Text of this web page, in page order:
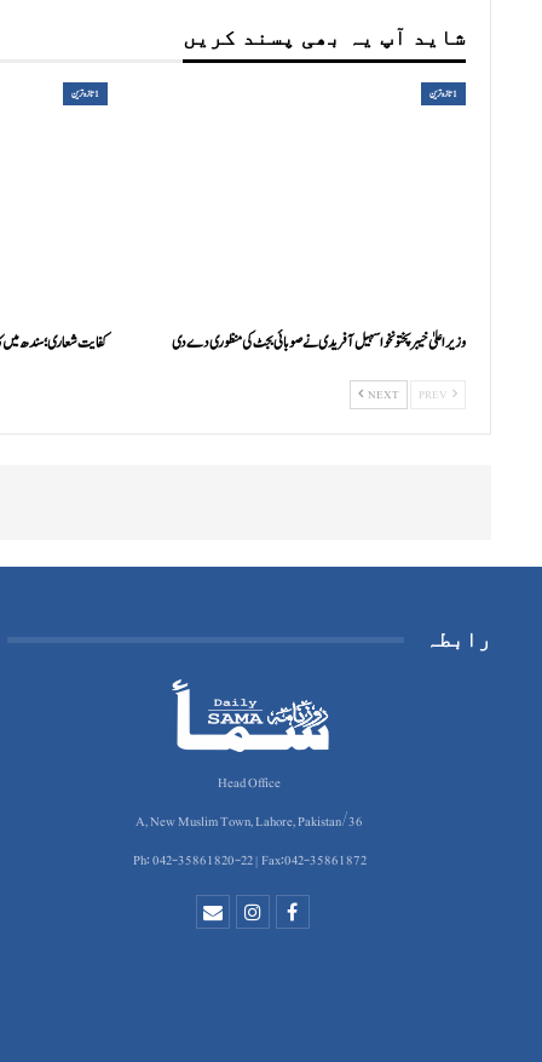
شاید آپ یہ بھی پسند کریں
1تازہ ترین
وزیراعلیٰ خیبرپختونخوا سہیل آفریدی نے صوبائی بجٹ کی منظوری دے دی
1تازہ ترین
کفایت شعاری؛ سندھ میں
NEXT
رابطہ
Head Office
36/A, New Muslim Town, Lahore, Pakistan
Ph: 042-35861820-22 | Fax:042-35861872